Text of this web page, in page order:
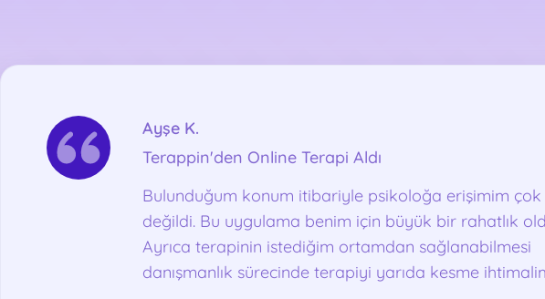
arasında kalır.
sağlayacak
hedefimdir.
çok merak
süreceğidir. Bu
ilerleyişine ve
olarak
8-10 seans
daha kısa veya
Ayşe K.
Terappin'den Online Terapi Aldı
Bulunduğum konum itibariyle psikoloğa erişimim
değildi. Bu uygulama benim için büyük bir rahatlık
Ayrıca terapinin istediğim ortamdan sağlanabilmesi
danışmanlık sürecinde terapiyi yarıda kesme